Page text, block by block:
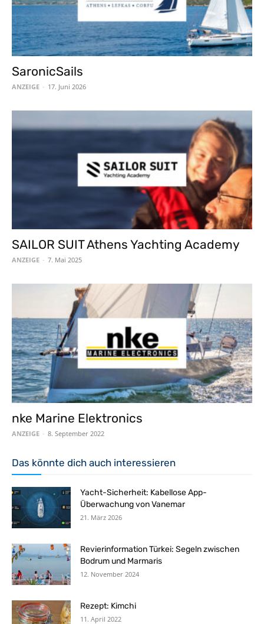
SaronicSails
ANZEIGE - 17. Juni 2026
SAILOR SUIT Athens Yachting Academy
ANZEIGE - 7. Mai 2025
nke Marine Elektronics
ANZEIGE - 8. September 2022
Das könnte dich auch interessieren
Yacht-Sicherheit: Kabellose App-
Überwachung von Vanemar
21. März 2026
Revierinformation Türkei: Segeln zwischen
Bodrum und Marmaris
12. November 2024
Rezept: Kimchi
11. April 2022